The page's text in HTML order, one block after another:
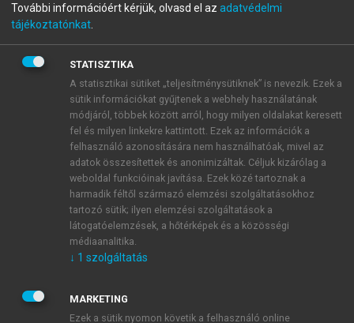
3.3.2.4. Az eredmények
megbeszélése
Eredményeink összegzéseként elmondhatjuk, hogy a
középkorú lakosság jelentős hányada számolt be a
Hungarostudy 2002 vizsgálatban jelentős testi vagy
lelki egészségcsökkenésről. A vizsgált
egészségcsökkenéssel járó állapotok gyakran
vezethetnek többféle korlátozottsághoz, részleges
vagy teljes munkaképesség-csökkenéshez. Mindezek
az eredmények nem meglepőek a magyar lakosság
egészségi állapotának objektív mutatói tükrében: A
képest alacsonyabb várható élettartam, a magasabb
További információért kérjük, olvasd el az adatvédelmi
tájékoztatónkat
STATISZTIKA
A statisztikai sütiket „teljesítménysütiknek” is nevezik. Ezek a
sütik információkat gyűjtenek a webhely használatának
módjáról, többek között arról, hogy milyen oldalakat keresett
fel és milyen linkekre kattintott. Ezek az információk a
felhasználó azonosítására nem használhatóak, mivel az
adatok összesítettek és anonimizáltak. Céljuk kizárólag a
weboldal funkcióinak javítása. Ezek közé tartoznak a
harmadik féltől származó elemzési szolgáltatásokhoz
tartozó sütik; ilyen elemzési szolgáltatások a
látogatóelemzések, a hőtérképek és a közösségi
médiaanalitika.
↓ 1 szolgáltatás
MARKETING
Ezek a sütik nyomon követik a felhasználó online